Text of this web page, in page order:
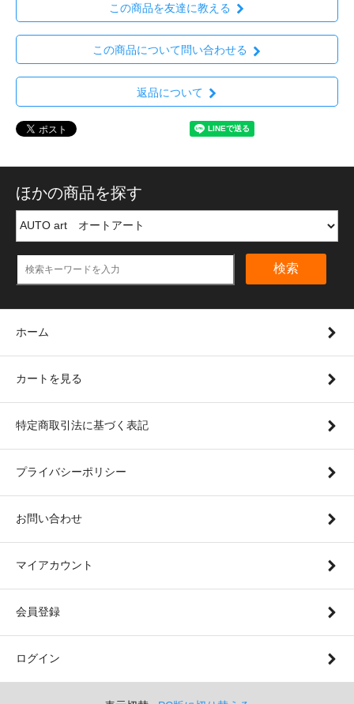
この商品を友達に教える
この商品について問い合わせる
返品について
ほかの商品を探す
検索
ホーム
カートを見る
特定商取引法に基づく表記
プライバシーポリシー
お問い合わせ
マイアカウント
会員登録
ログイン